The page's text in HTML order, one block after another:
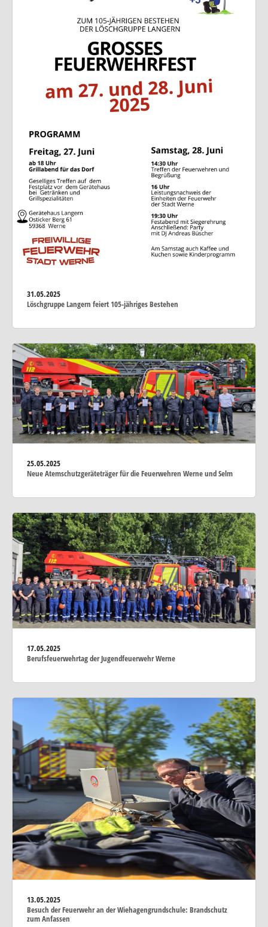
31.05.2025
Löschgruppe Langern feiert 105-jähriges Bestehen
25.05.2025
Neue Atemschutzgeräteträger für die Feuerwehren Werne und Selm
17.05.2025
Berufsfeuerwehrtag der Jugendfeuerwehr Werne
13.05.2025
Besuch der Feuerwehr an der Wiehagengrundschule: Brandschutz
zum Anfassen